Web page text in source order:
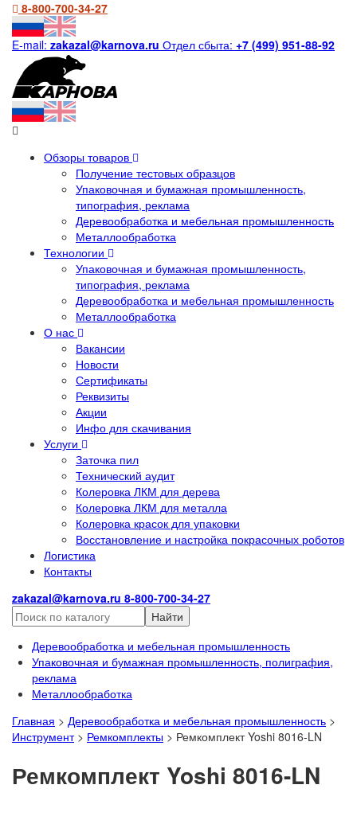
8-800-700-34-27
E-mail: zakazal@karnova.ru Отдел сбыта: +7 (499) 951-88-92
Обзоры товаров
Получение тестовых образцов
Упаковочная и бумажная промышленность,
типография, реклама
Деревообработка и мебельная промышленность
Металлообработка
Технологии
Упаковочная и бумажная промышленность,
типография, реклама
Деревообработка и мебельная промышленность
Металлообработка
О нас
Вакансии
Новости
Сертификаты
Реквизиты
Акции
Инфо для скачивания
Услуги
Заточка пил
Технический аудит
Колеровка ЛКМ для дерева
Колеровка ЛКМ для металла
Колеровка красок для упаковки
Восстановление и настройка покрасочных роботов
Логистика
Контакты
zakazal@karnova.ru 8-800-700-34-27
Найти
Деревообработка и мебельная промышленность
Упаковочная и бумажная промышленность, полиграфия,
реклама
Металлообработка
Главная > Деревообработка и мебельная промышленность >
Инструмент> Ремкомплекты > Ремкомплект Yoshi 8016-LN
Ремкомплект Yoshi 8016-LN